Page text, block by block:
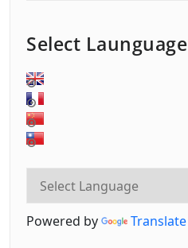
Select Launguage
Powered by Translate